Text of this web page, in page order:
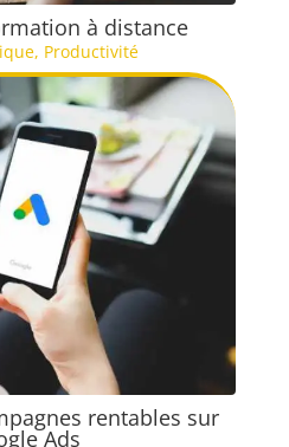
à distance
, Productivité
rentables sur
Ads